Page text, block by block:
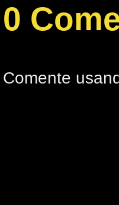
0
Comente